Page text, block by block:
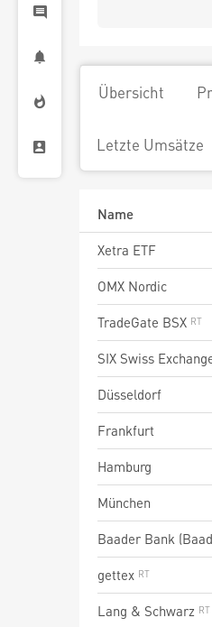
Übersicht
Letzte Umsätze
Name
Xetra ETF
OMX Nordic
TradeGate BSX
SIX Swiss
Düsseldorf
Frankfurt
Hamburg
München
Baader Bank
gettex
Lang & Schwarz